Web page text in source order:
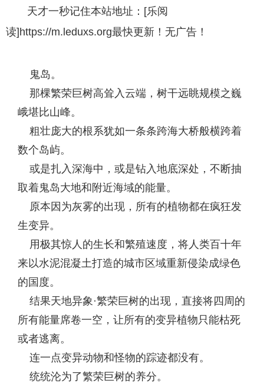
天才一秒记住本站地址：[乐阅
读]https://m.leduxs.org最快更新！无广告！
鬼岛。
那棵繁荣巨树高耸入云端，树干远眺规模之巍
峨堪比山峰。
粗壮庞大的根系犹如一条条跨海大桥般横跨着
数个岛屿。
或是扎入深海中，或是钻入地底深处，不断抽
取着鬼岛大地和附近海域的能量。
原本因为灰雾的出现，所有的植物都在疯狂发
生变异。
用极其惊人的生长和繁殖速度，将人类百十年
来以水泥混凝土打造的城市区域重新侵染成绿色
的国度。
结果天地异象·繁荣巨树的出现，直接将四周的
所有能量席卷一空，让所有的变异植物只能枯死
或者逃离。
连一点变异动物和怪物的踪迹都没有。
统统沦为了繁荣巨树的养分。